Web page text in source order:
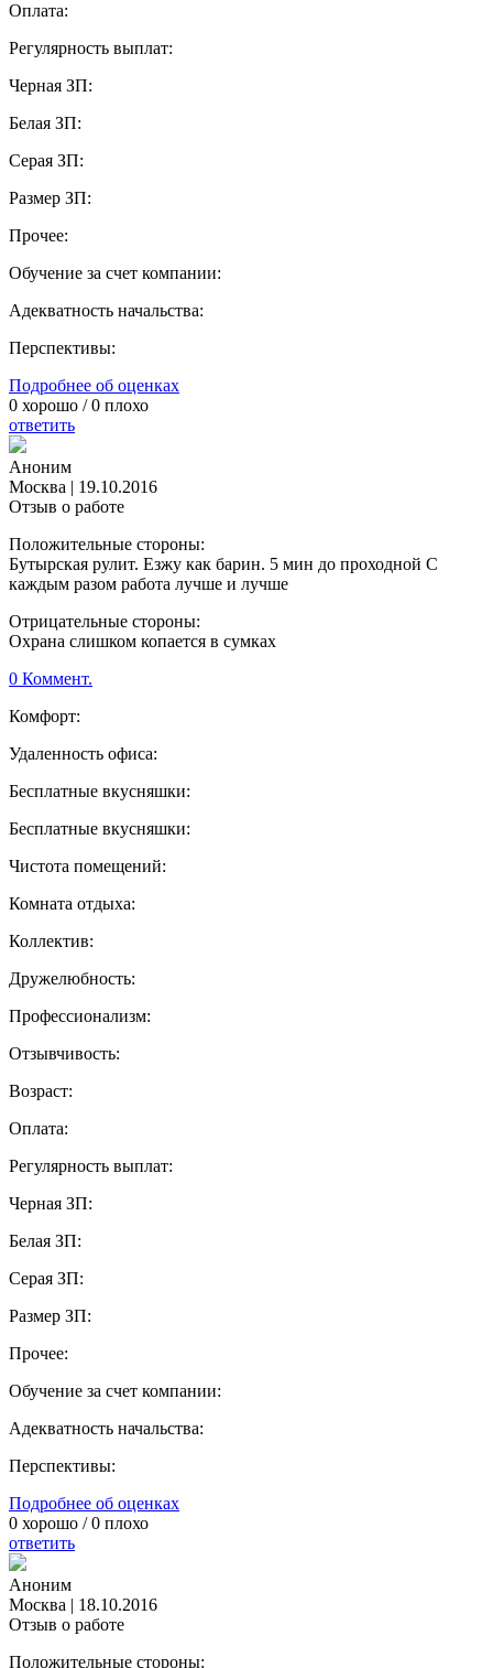
Оплата:
Регулярность выплат:
Черная ЗП:
Белая ЗП:
Серая ЗП:
Размер ЗП:
Прочее:
Обучение за счет компании:
Адекватность начальства:
Перспективы:
Подробнее об оценках
0 хорошо /0 плохо
ответить
Аноним
Москва | 19.10.2016
Отзыв о работе
Положительные стороны:
Бутырская рулит. Езжу как барин. 5 мин до проходной С
каждым разом работа лучше и лучше
Отрицательные стороны:
Охрана слишком копается в сумках
0 Коммент.
Комфорт:
Удаленность офиса:
Бесплатные вкусняшки:
Бесплатные вкусняшки:
Чистота помещений:
Комната отдыха:
Коллектив:
Дружелюбность:
Профессионализм:
Отзывчивость:
Возраст:
Оплата:
Регулярность выплат:
Черная ЗП:
Белая ЗП:
Серая ЗП:
Размер ЗП:
Прочее:
Обучение за счет компании:
Адекватность начальства:
Перспективы:
Подробнее об оценках
0 хорошо /0 плохо
ответить
Аноним
Москва | 18.10.2016
Отзыв о работе
Положительные стороны: